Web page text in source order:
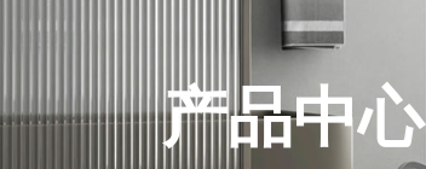
产品中心